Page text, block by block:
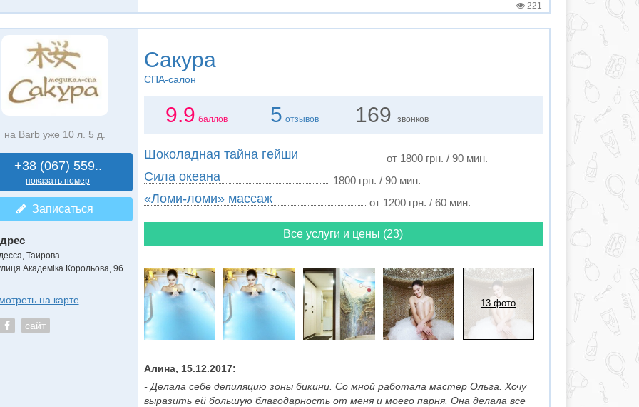
221
на Barb уже 10 л. 5 д.
+38 (067) 559..
показать номер
Записаться
Таирова
Академіка Корольова, 96
на карте
сайт
Сакура
СПА-салон
9.9 баллов 5 отзывов 169 звонков
Шоколадная тайна гейши от 1800 грн. / 90 мин.
Сила океана 1800 грн. / 90 мин.
«Ломи-ломи» массаж от 1200 грн. / 60 мин.
Все услуги и цены (23)
13 фото
Алина, 15.12.2017:
- Делала себе депиляцию зоны бикини. Со мной работала мастер Ольга. Хочу
выразить ей большую благодарность от меня и моего парня. Она делала все